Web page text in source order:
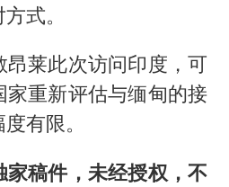
式。
莱此次访问印度，可
重新评估与缅甸的接
有限。
稿件，未经授权，不